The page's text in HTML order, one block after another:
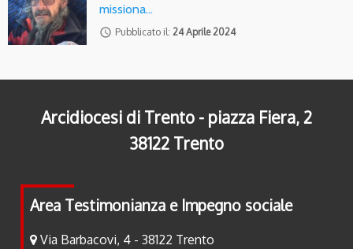
missiona…
access_time Pubblicato il: 24 Aprile 2024
Arcidiocesi di Trento - piazza Fiera, 2
38122 Trento
Area Testimonianza e Impegno sociale
Via Barbacovi, 4 - 38122 Trento